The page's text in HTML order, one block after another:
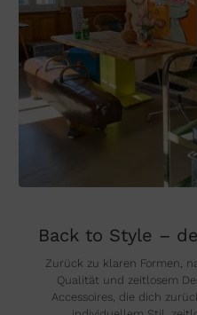
Back to Style –
Zurück zu klaren Formen,
Qualität und zeitlosem
Accessoires, die dich